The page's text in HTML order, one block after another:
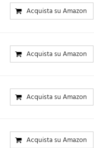
Acquista su Amazon
Acquista su Amazon
Acquista su Amazon
Acquista su Amazon